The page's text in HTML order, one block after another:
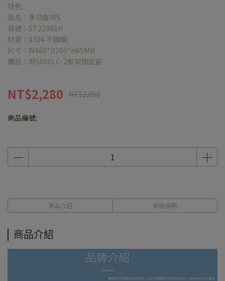
特色:
品名：多功能架S
貨號：ST2298SH
材質：#304 不鏽鋼
尺寸：W460*D260*H65MM
備註：附5000LC-2掛架固定座
NT$2,280 NT$2,850
商品編號:
商品介紹 規格說明
商品介紹